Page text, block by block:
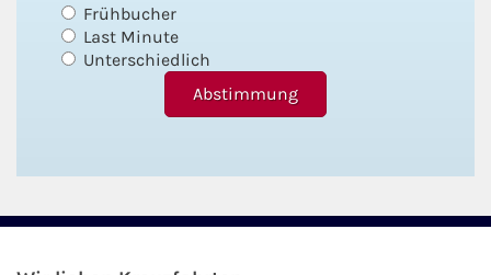
Frühbucher
Last Minute
Unterschiedlich